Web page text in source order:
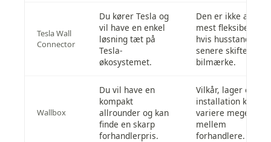
Tesla Wall
Connector
Du kører Tesla og
vil have en enkel
løsning tæt på
Tesla-
økosystemet.
Den er ikke altid
mest fleksibel,
hvis husstanden
senere skifter
bilmærke.
Wallbox
Du vil have en
kompakt
allrounder og kan
finde en skarp
forhandlerpris.
Vilkår, lager og
installation kan
variere meget
mellem
forhandlere.